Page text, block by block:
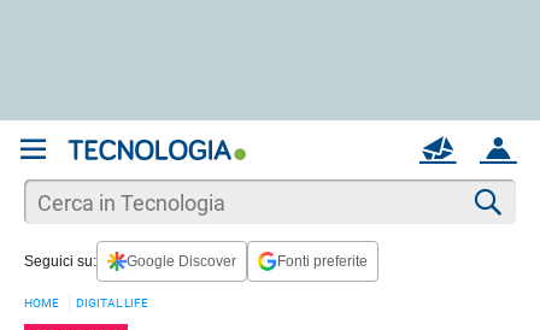
ACCOUNT
MAIL
Seguici su: Google Discover Fonti preferite
HOME DIGITAL LIFE